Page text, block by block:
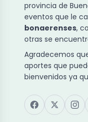
provincia de
eventos que le
bonaerenses,
otras se
Agradecemos
aportes que
bienvenidos ya